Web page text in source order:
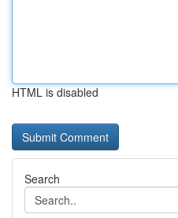
HTML is disabled
Search